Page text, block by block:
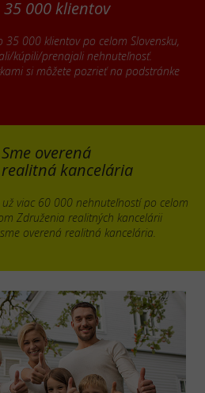
35 000 klientov
000 klientov po celom Slovensku,
kúpili/prenajali nehnuteľnosť.
si môžete pozrieť na podstránke
Sme overená
realitná kancelária
viac 60 000 nehnuteľností po celom
Združenia realitných kancelárii
overená realitná kancelária.